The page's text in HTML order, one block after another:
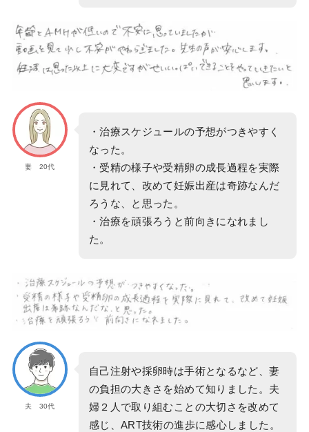
妻 20代
・治療スケジュールの予想がつきやすく
なった。
・受精の様子や受精卵の成長過程を実際
に見れて、改めて妊娠出産は奇跡なんだ
ろうな、と思った。
・治療を頑張ろうと前向きになれまし
た。
夫 30代
自己注射や採卵時は手術となるなど、妻
の負担の大きさを始めて知りました。夫
婦２人で取り組むことの大切さを改めて
感じ、ART技術の進歩に感心しました。